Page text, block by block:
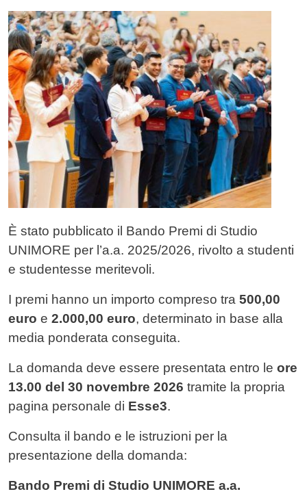
Immagine notizia
Immagine
Testo notizia
È stato pubblicato il Bando Premi di Studio
UNIMORE per l’a.a. 2025/2026, rivolto a studenti
e studentesse meritevoli.
I premi hanno un importo compreso tra 500,00
euro e 2.000,00 euro, determinato in base alla
media ponderata conseguita.
La domanda deve essere presentata entro le ore
13.00 del 30 novembre 2026 tramite la propria
pagina personale di Esse3.
Consulta il bando e le istruzioni per la
presentazione della domanda:
Bando Premi di Studio UNIMORE a.a.